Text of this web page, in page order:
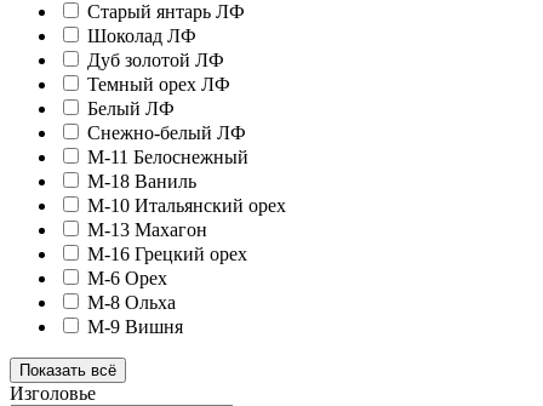
Старый янтарь ЛФ
Шоколад ЛФ
Дуб золотой ЛФ
Темный орех ЛФ
Белый ЛФ
Снежно-белый ЛФ
M-11 Белоснежный
M-18 Ваниль
M-10 Итальянский орех
M-13 Махагон
M-16 Грецкий орех
M-6 Орех
M-8 Ольха
M-9 Вишня
Показать всё
Изголовье